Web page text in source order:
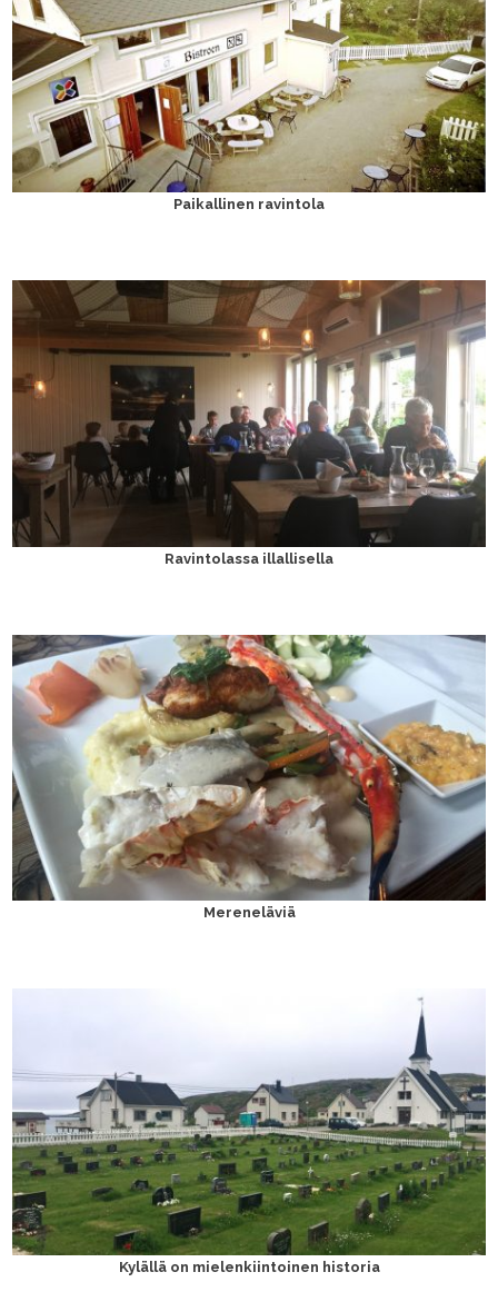
Paikallinen ravintola
Ravintolassa illallisella
Mereneläviä
Kylällä on mielenkiintoinen historia